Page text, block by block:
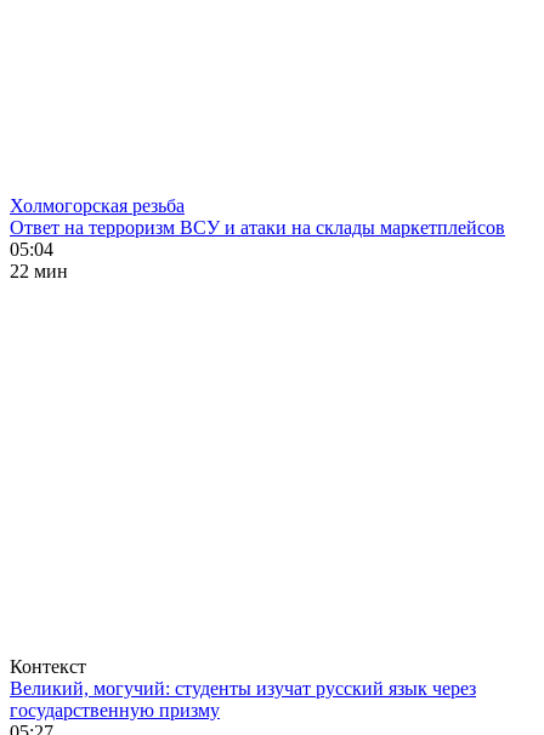
Холмогорская резьба
Ответ на терроризм ВСУ и атаки на склады маркетплейсов
05:04
22 мин
Контекст
Великий, могучий: студенты изучат русский язык через
государственную призму